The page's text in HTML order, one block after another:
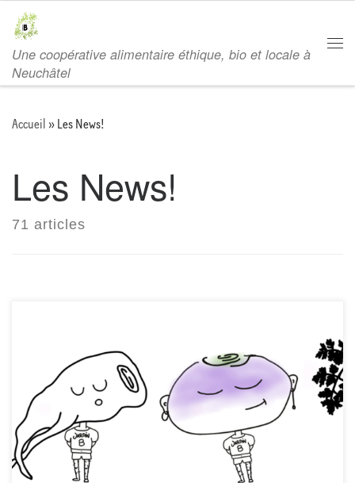
Passer au contenu
Une coopérative alimentaire éthique, bio et locale à
Neuchâtel
Accueil »Les News!
Les News!
71 articles
Hello hello! Voilà l’infolettre de Système B, quelques jours avant la
pause estivale. De quoi en savoir davantage sur ton épicerie préférée,
bio, durable, innovante, tout ça! Au sommaire: Vie du jardin: l’été
pointe le bout de ses tomates Le jardin: agenda et infos diverses Le
nouveau venu au rayon ménage […]